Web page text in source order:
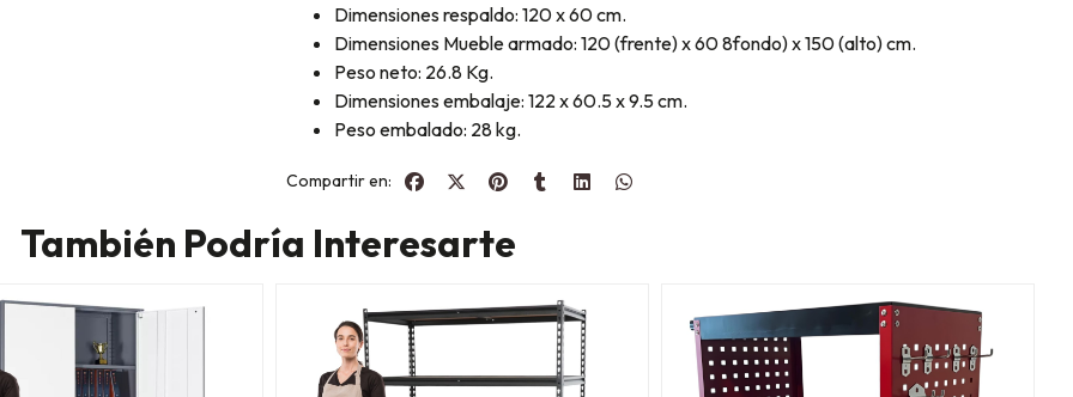
Dimensiones respaldo: 120 x 60 cm.
Dimensiones Mueble armado: 120 (frente) x 60 8fondo) x 150 (alto) cm.
Peso neto: 26.8 Kg.
Dimensiones embalaje: 122 x 60.5 x 9.5 cm.
Peso embalado: 28 kg.
Compartir en:
También Podría Interesarte